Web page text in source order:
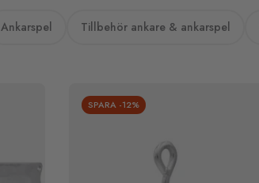
Ankarspel Tillbehör ankare & ankarspel
SPARA -12%